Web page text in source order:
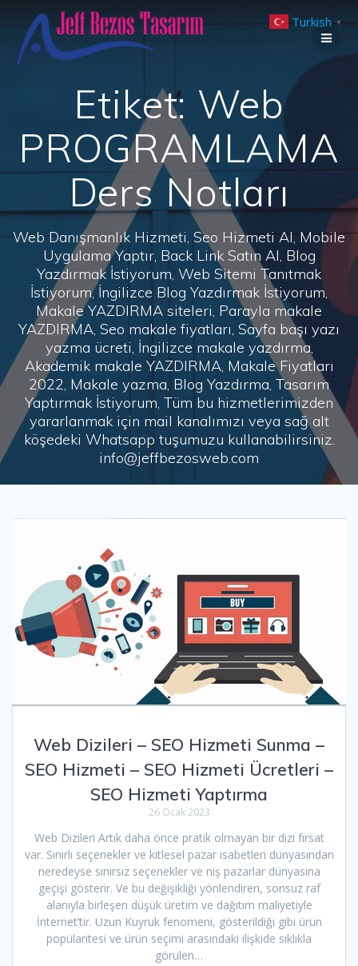
to
Etiket: Web
PROGRAMLAMA
Ders Notları
Web Danışmanlık Hizmeti, Seo Hizmeti Al, Mobile
Uygulama Yaptır, Back Link Satın Al, Blog
Yazdırmak İstiyorum, Web Sitemi Tanıtmak
İstiyorum, İngilizce Blog Yazdırmak İstiyorum,
Makale YAZDIRMA siteleri, Parayla makale
YAZDIRMA, Seo makale fiyatları, Sayfa başı yazı
yazma ücreti, İngilizce makale yazdırma,
Akademik makale YAZDIRMA, Makale Fiyatları
2022, Makale yazma, Blog Yazdırma, Tasarım
Yaptırmak İstiyorum, Tüm bu hizmetlerimizden
yararlanmak için mail kanalımızı veya sağ alt
köşedeki Whatsapp tuşumuzu kullanabilirsiniz.
info@jeffbezosweb.com
Web Dizileri – SEO Hizmeti Sunma –
SEO Hizmeti – SEO Hizmeti Ücretleri –
SEO Hizmeti Yaptırma
26 Ocak 2023
Web Dizileri Artık daha önce pratik olmayan bir dizi fırsat
var. Sınırlı seçenekler ve kitlesel pazar isabetleri dünyasından
neredeyse sınırsız seçenekler ve niş pazarlar dünyasına
geçişi gösterir. Ve bu değişikliği yönlendiren, sonsuz raf
alanıyla birleşen düşük üretim ve dağıtım maliyetiyle
İnternet’tir. Uzun Kuyruk fenomeni, gösterildiği gibi ürün
popülaritesi ve ürün seçimi arasındaki ilişkide sıklıkla
görülen…
Turkish ▼